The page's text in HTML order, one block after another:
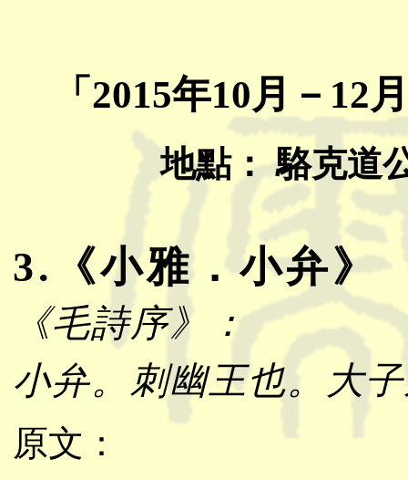
「2015年10月－12
地點： 駱克道
3.《小雅．小弁》
《毛詩序》：
小弁。刺幽王也。大
原文：